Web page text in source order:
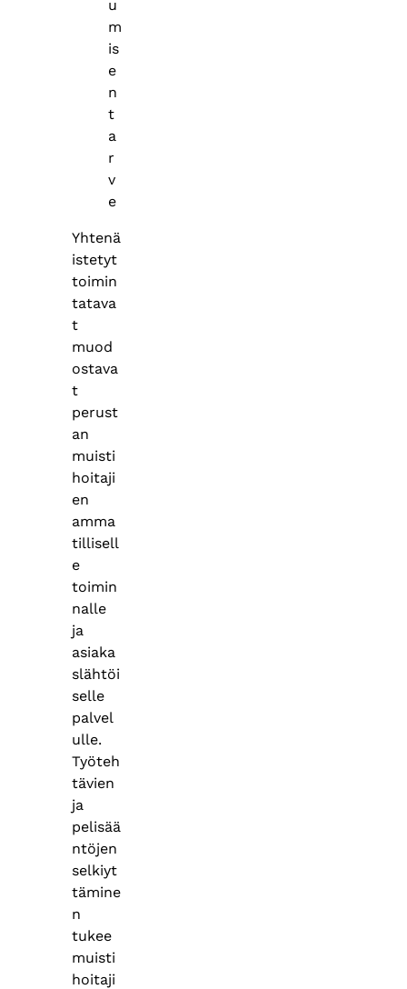
u
m
is
e
n
t
a
r
v
e
Yhtenä
istetyt
toimin
tatava
t
muod
ostava
t
perust
an
muisti
hoitaji
en
amma
tillisell
e
toimin
nalle
ja
asiaka
slähtöi
selle
palvel
ulle.
Työteh
tävien
ja
pelisää
ntöjen
selkiyt
tämine
n
tukee
muisti
hoitaji